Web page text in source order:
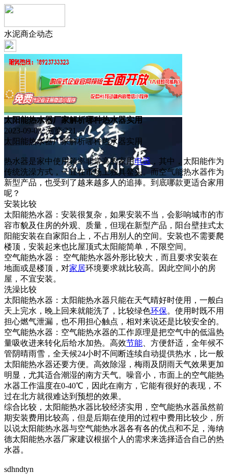
水泥商企动态
太阳能热水器厂家解析哪种热水器实用
2023-09-03 浏览:221
太阳能热水器厂家解析哪种热水器实用
热水器是家中使用频率非常高的家用电器 ，其中，太阳能作为
传统洗澡方式，一直在市场上独具鳌头。而空气能热水器作为
新型产品，也受到了越来越多人的追捧。到底哪款更适合家用
呢？
安装比较
太阳能热水器：安装很复杂，如果安装不当，会影响城市的市
容市貌及住房的外观、质量，但现在新型产品，阳台壁挂式太
阳能安装在自家阳台上，不占用别人的空间。安装也不需要爬
楼顶，安装起来也比屋顶式太阳能简单，不限空间。
空气能热水器： 空气能热水器外形比较大，而且要求安装在
地面或是楼顶，对家居环境要求就比较高。因此空间小的房
屋，不宜安装。
洗澡比较
太阳能热水器：太阳能热水器只能在天气晴好时使用，一般白
天上完水，晚上回来就能洗了，比较绿色环保。使用时既不用
担心燃气泄漏，也不用担心触点，相对来说还是比较安全的。
空气能热水器：空气能热水器的工作原理是把空气中的低温热
量吸收进来转化后给水加热。高效节能 、方便舒适，全年候不
管阴晴雨雪，全天候24小时不间断连续自动提供热水，比一般
太阳能热水器还要方便。高效除湿，梅雨及阴雨天气效果更加
明显，尤其适合潮湿的南方天气。噪音小，市面上的空气能热
水器工作温度在0-40℃，因此在南方，它能有很好的表现，不
过在北方就很难达到预想的效果。
综合比较，太阳能热水器比较经济实用，空气能热水器虽然前
期安装费用比较高，但是后期在使用的过程中费用比较少，所
以说太阳能热水器与空气能热水器各有各的优点和不足，海纳
德太阳能热水器厂家建议根据个人的需求来选择适合自己的热
水器。
sdhndtyn